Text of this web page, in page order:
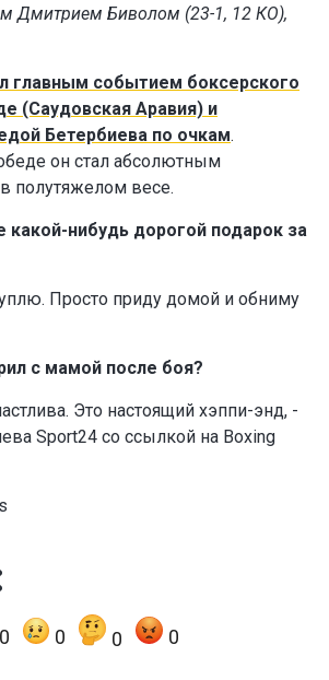
Дмитрием Биволом (23-1, 12 КО),
главным событием боксерского
(Саудовская Аравия) и
Бетербиева по очкам.
он стал абсолютным
полутяжелом весе.
какой-нибудь дорогой подарок за
Просто приду домой и обниму
с мамой после боя?
Это настоящий хэппи-энд, -
Sport24 со ссылкой на Boxing
0 0 0 0